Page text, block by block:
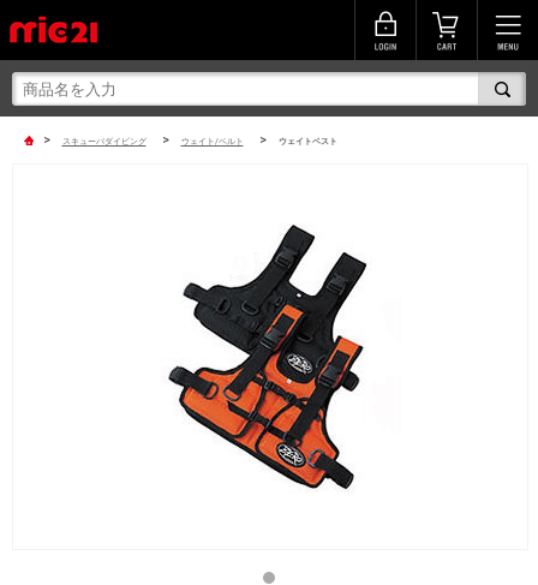
> スキューバダイビング > ウェイト/ベルト > ウェイトベスト